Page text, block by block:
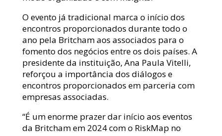
O evento já tradicional marca o início dos
encontros proporcionados durante todo o
ano pela Britcham aos associados para o
fomento dos negócios entre os dois países. A
presidente da instituição, Ana Paula Vitelli,
reforçou a importância dos diálogos e
encontros proporcionados em parceria com
empresas associadas.
“É um enorme prazer dar início aos eventos
da Britcham em 2024 com o RiskMap no